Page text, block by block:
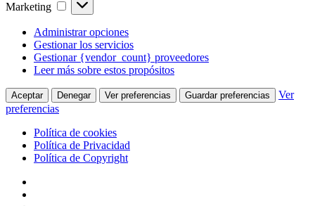
Marketing
Administrar opciones
Gestionar los servicios
Gestionar {vendor_count} proveedores
Leer más sobre estos propósitos
Aceptar Denegar Ver preferencias Guardar preferencias
Ver
preferencias
Política de cookies
Política de Privacidad
Política de Copyright
Skip